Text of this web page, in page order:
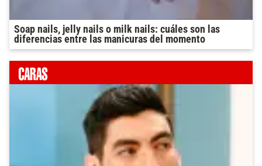
Soap nails, jelly nails o milk nails: cuáles son las
diferencias entre las manicuras del momento